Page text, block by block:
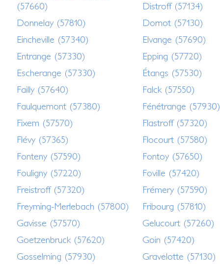
(57660)
Distroff (57134)
Donnelay (57810)
Dornot (57130)
Eincheville (57340)
Elvange (57690)
Entrange (57330)
Epping (57720)
Escherange (57330)
Étangs (57530)
Failly (57640)
Falck (57550)
Faulquemont (57380)
Fénétrange (57930)
Fixem (57570)
Flastroff (57320)
Flévy (57365)
Flocourt (57580)
Fonteny (57590)
Fontoy (57650)
Fouligny (57220)
Foville (57420)
Freistroff (57320)
Frémery (57590)
Freyming-Merlebach (57800)
Fribourg (57810)
Gavisse (57570)
Gelucourt (57260)
Goetzenbruck (57620)
Goin (57420)
Gosselming (57930)
Gravelotte (57130)